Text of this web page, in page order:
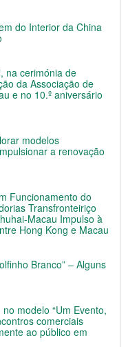
do Interior da China
na cerimónia de
da Associação de
e no 10.º aniversário
modelos
a renovação
Funcionamento do
Transfronteiriço
Macau Impulso à
Hong Kong e Macau
Branco” – Alguns
modelo “Um Evento,
comerciais
ao público em